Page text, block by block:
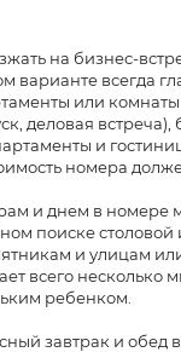
на бизнес-
варианте всегда
или
деловая
и
номера
и днем в номере
поиске столовой
и улицам
всего несколько
ребенком.
завтрак и обед